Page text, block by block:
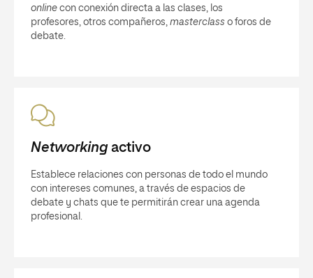
online con conexión directa a las clases, los
profesores, otros compañeros, masterclass o foros de
debate.
Networkingactivo
Establece relaciones con personas de todo el mundo
con intereses comunes, a través de espacios de
debate y chats que te permitirán crear una agenda
profesional.